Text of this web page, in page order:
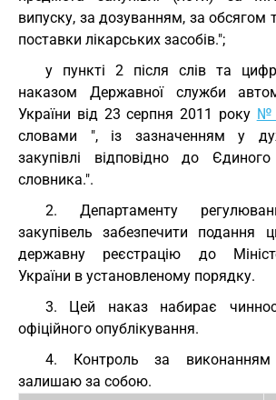
випуску, за дозуванням, за обсягом
поставки лікарських засобів.";
у пункті 2 після слів та
наказом Державної служби
України від 23 серпня 2011 року №
словами ", із зазначенням у
закупівлі відповідно до Єдиного
словника.".
2. Департаменту
закупівель забезпечити подання
державну реєстрацію до
України в установленому порядку.
3. Цей наказ набирає
офіційного опублікування.
4. Контроль за
залишаю за собою.